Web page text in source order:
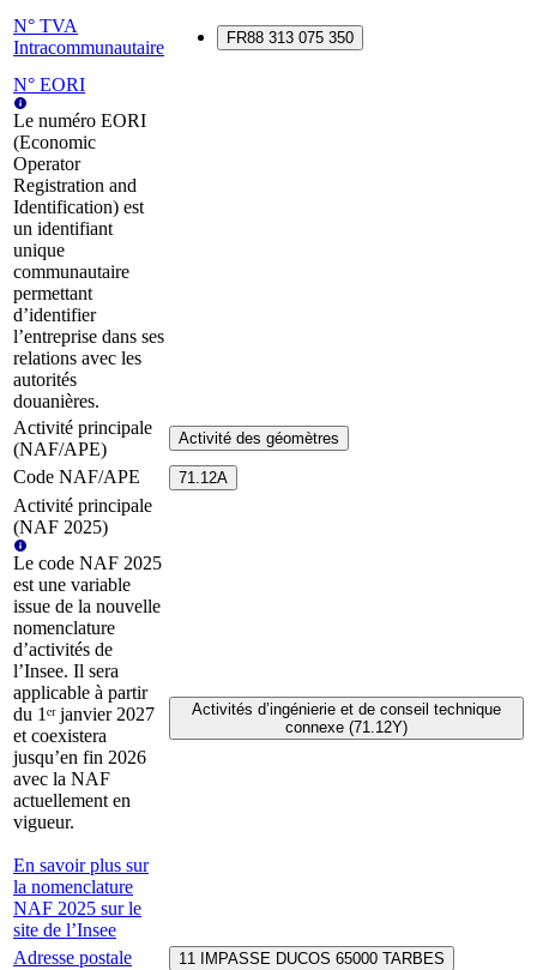
N° TVA
Intracommunautaire
FR88 313 075 350
N° EORI
Le numéro EORI
(Economic
Operator
Registration and
Identification) est
un identifiant
unique
communautaire
permettant
d’identifier
l’entreprise dans ses
relations avec les
autorités
douanières.
Activité principale
(NAF/APE)
Activité des géomètres
Code NAF/APE 71.12A
Activité principale
(NAF 2025)
Le code NAF 2025
est une variable
issue de la nouvelle
nomenclature
d’activités de
l’Insee. Il sera
applicable à partir
du 1ᵉʳ janvier 2027
et coexistera
jusqu’en fin 2026
avec la NAF
actuellement en
vigueur.
En savoir plus sur
la nomenclature
NAF 2025 sur le
site de l’Insee
Activités d’ingénierie et de conseil technique
connexe (71.12Y)
Adresse postale 11 IMPASSE DUCOS 65000 TARBES